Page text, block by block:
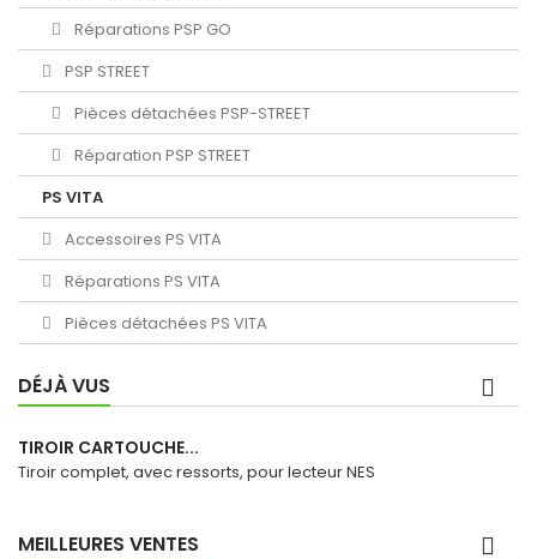
Réparations PSP GO
PSP STREET
Pièces détachées PSP-STREET
Réparation PSP STREET
PS VITA
Accessoires PS VITA
Réparations PS VITA
Pièces détachées PS VITA
DÉJÀ VUS
TIROIR CARTOUCHE...
Tiroir complet, avec ressorts, pour lecteur NES
MEILLEURES VENTES